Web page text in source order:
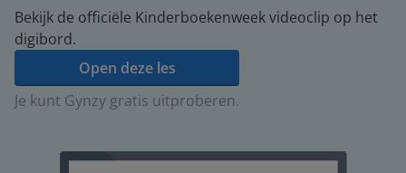
Bekijk de officiële Kinderboekenweek videoclip op het
digibord.
Open deze les
Je kunt Gynzy gratis uitproberen.